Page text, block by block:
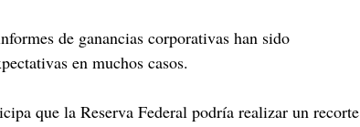
de ganancias corporativas han sido
en muchos casos.
que la Reserva Federal podría realizar un recorte